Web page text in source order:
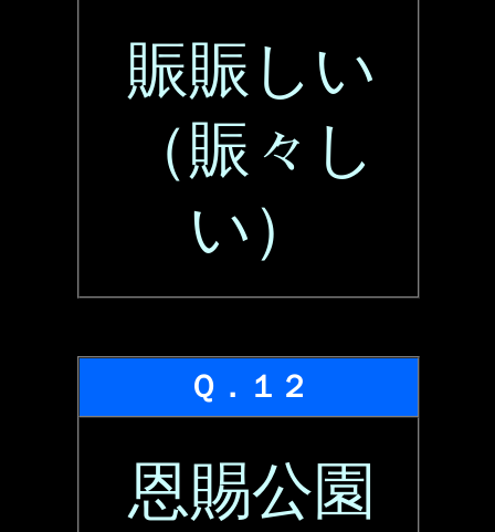
賑賑しい
（賑々し
い）
Ｑ．１２
恩賜公園